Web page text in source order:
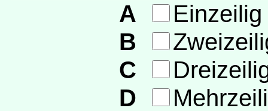
A
Einzeilig
B
C
D